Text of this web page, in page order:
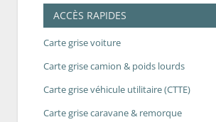
ACCÈS RAPIDES
Carte grise voiture
Carte grise camion & poids lourds
Carte grise véhicule utilitaire (CTTE)
Carte grise caravane & remorque